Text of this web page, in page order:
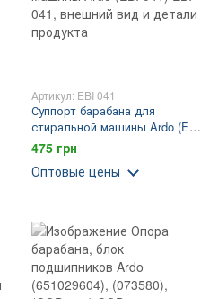
Артикул: EBI 041
Суппорт барабана для
стиральной машины Ardo (EBI
041)
475 грн
Оптовые цены